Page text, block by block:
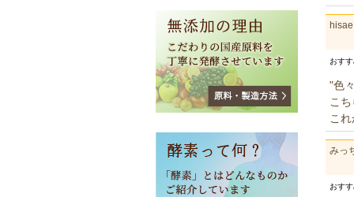
おす
"色
こ
こ
みっ
おす